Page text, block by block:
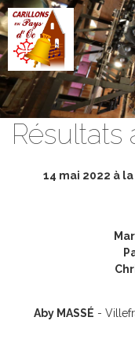
Aller au contenu principal
Résultats
14 mai 2022 à
Aby MASSÉ -